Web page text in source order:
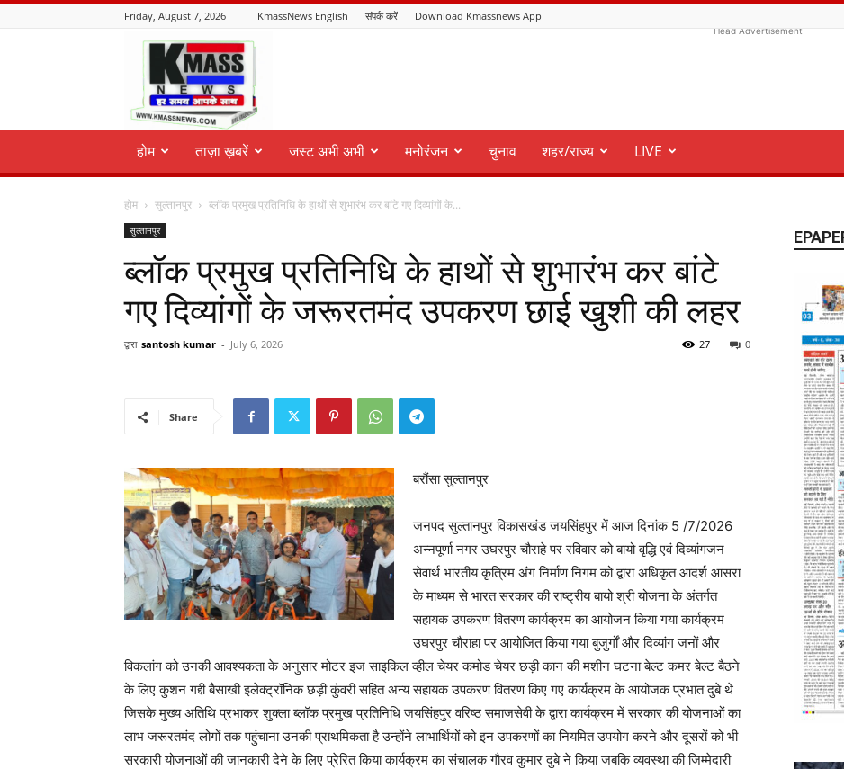
Friday, August 7, 2026 KmassNews English संपर्क करें Download Kmassnews App
KmassNews
Head Advertisement
होम ताज़ा ख़बरें जस्ट अभी अभी मनोरंजन चुनाव शहर/राज्य LIVE
होम सुल्तानपुर ब्लॉक प्रमुख प्रतिनिधि के हाथों से शुभारंभ कर बांटे गए दिव्यांगों के...
सुल्तानपुर
ब्लॉक प्रमुख प्रतिनिधि के हाथों से शुभारंभ कर बांटे
गए दिव्यांगों के जरूरतमंद उपकरण छाई खुशी की लहर
द्वारा santosh kumar - July 6, 2026 0
27
Share
बरौंसा सुल्तानपुर
जनपद सुल्तानपुर विकासखंड जयसिंहपुर में आज दिनांक 5 /7/2026
अन्नपूर्णा नगर उघरपुर चौराहे पर रविवार को बायो वृद्धि एवं दिव्यांगजन
सेवार्थ भारतीय कृत्रिम अंग निर्माण निगम को द्वारा अधिकृत आदर्श आसरा
के माध्यम से भारत सरकार की राष्ट्रीय बायो श्री योजना के अंतर्गत
सहायक उपकरण वितरण कार्यक्रम का आयोजन किया गया कार्यक्रम
उघरपुर चौराहा पर आयोजित किया गया बुजुर्गों और दिव्यांग जनों और
विकलांग को उनकी आवश्यकता के अनुसार मोटर इज साइकिल व्हील चेयर कमोड चेयर छड़ी कान की मशीन घटना बेल्ट कमर बेल्ट बैठने
के लिए कुशन गद्दी बैसाखी इलेक्ट्रॉनिक छड़ी कुंवरी सहित अन्य सहायक उपकरण वितरण किए गए कार्यक्रम के आयोजक प्रभात दुबे थे
जिसके मुख्य अतिथि प्रभाकर शुक्ला ब्लॉक प्रमुख प्रतिनिधि जयसिंहपुर वरिष्ठ समाजसेवी के द्वारा कार्यक्रम में सरकार की योजनाओं का
लाभ जरूरतमंद लोगों तक पहुंचाना उनकी प्राथमिकता है उन्होंने लाभार्थियों को इन उपकरणों का नियमित उपयोग करने और दूसरों को भी
सरकारी योजनाओं की जानकारी देने के लिए प्रेरित किया कार्यक्रम का संचालक गौरव कुमार दुबे ने किया जबकि व्यवस्था की जिम्मेदारी